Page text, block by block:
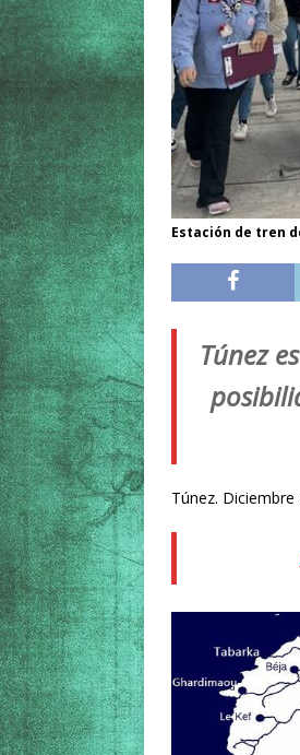
Estación de tren
Túnez
Túnez. Diciembre